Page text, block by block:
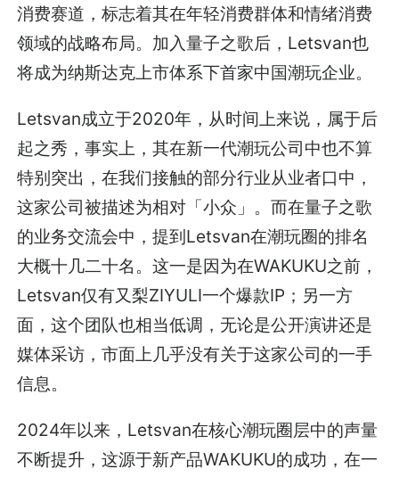
消费赛道，标志着其在年轻消费群体和情绪消费
领域的战略布局。加入量子之歌后，Letsvan也
将成为纳斯达克上市体系下首家中国潮玩企业。
Letsvan成立于2020年，从时间上来说，属于后
起之秀，事实上，其在新一代潮玩公司中也不算
特别突出，在我们接触的部分行业从业者口中，
这家公司被描述为相对「小众」。而在量子之歌
的业务交流会中，提到Letsvan在潮玩圈的排名
大概十几二十名。这一是因为在WAKUKU之前，
Letsvan仅有又梨ZIYULI一个爆款IP；另一方
面，这个团队也相当低调，无论是公开演讲还是
媒体采访，市面上几乎没有关于这家公司的一手
信息。
2024年以来，Letsvan在核心潮玩圈层中的声量
不断提升，这源于新产品WAKUKU的成功，在一